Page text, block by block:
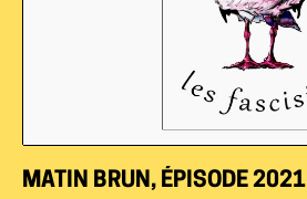
MATIN BRUN, ÉPISODE 2021